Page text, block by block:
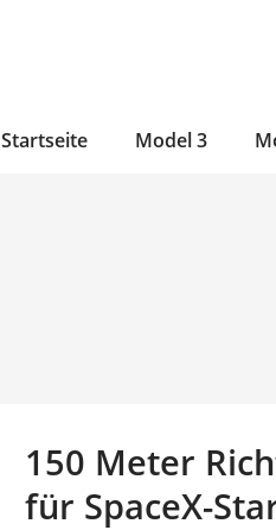
Startseite Model 3
150 Meter
für SpaceX-